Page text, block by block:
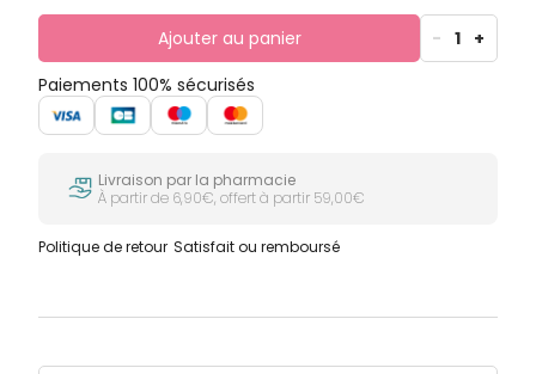
Ajouter au panier - 1 +
Paiements 100% sécurisés
Livraison par la pharmacie
À partir de 6,90€, offert à partir 59,00€
Politique de retour Satisfait ou remboursé